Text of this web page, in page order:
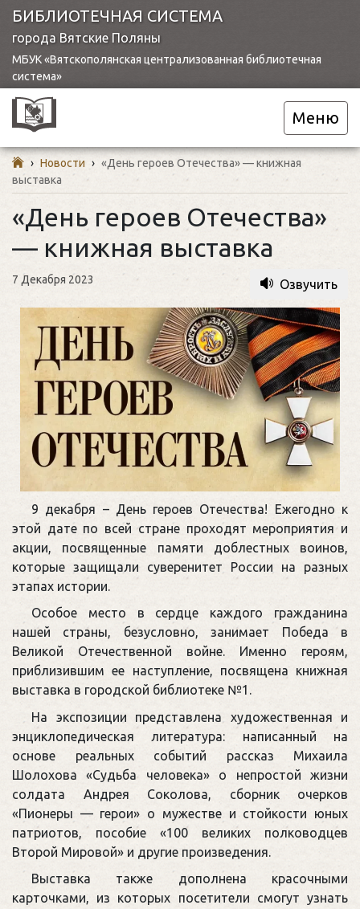
БИБЛИОТЕЧНАЯ СИСТЕМА
города Вятские Поляны
МБУК «Вятскополянская централизованная библиотечная
система»
Меню
› Новости › «День героев Отечества» — книжная
выставка
«День героев Отечества»
— книжная выставка
7 Декабря 2023 Озвучить
9 декабря – День героев Отечества! Ежегодно к
этой дате по всей стране проходят мероприятия и
акции, посвященные памяти доблестных воинов,
которые защищали суверенитет России на разных
этапах истории.
Особое место в сердце каждого гражданина
нашей страны, безусловно, занимает Победа в
Великой Отечественной войне. Именно героям,
приблизившим ее наступление, посвящена книжная
выставка в городской библиотеке №1.
На экспозиции представлена художественная и
энциклопедическая литература: написанный на
основе реальных событий рассказ Михаила
Шолохова «Судьба человека» о непростой жизни
солдата Андрея Соколова, сборник очерков
«Пионеры — герои» о мужестве и стойкости юных
патриотов, пособие «100 великих полководцев
Второй Мировой» и другие произведения.
Выставка также дополнена красочными
карточками, из которых посетители смогут узнать